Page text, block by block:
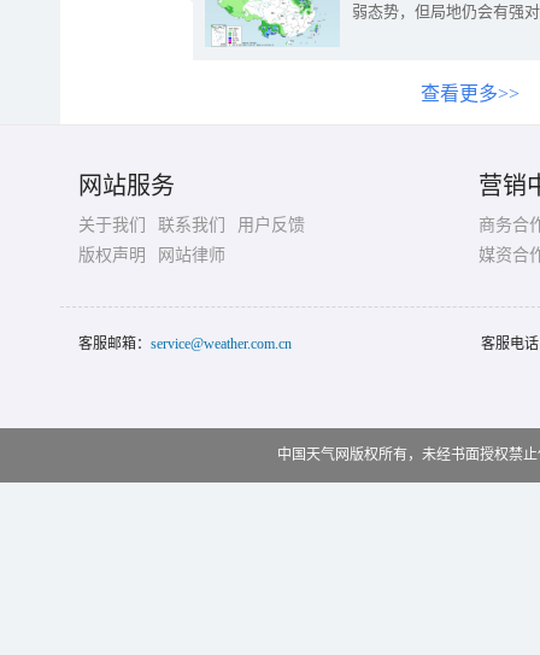
弱态势，但局地仍会有强
查看更多>>
网站服务
关于我们 联系我们
用户反馈
版权声明
网站律师
营销
商务合
媒资合
客服邮箱： service@weather.com.cn 客服电
中国天气网版权所有，未经书面授权